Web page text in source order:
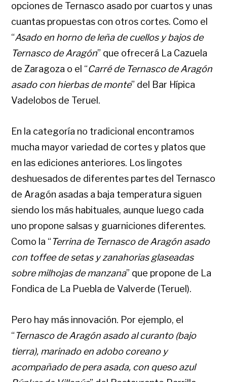
opciones de Ternasco asado por cuartos y unas
cuantas propuestas con otros cortes. Como el
“Asado en horno de leña de cuellos y bajos de
Ternasco de Aragón” que ofrecerá La Cazuela
de Zaragoza o el “Carré de Ternasco de Aragón
asado con hierbas de monte” del Bar Hípica
Vadelobos de Teruel.
En la categoría no tradicional encontramos
mucha mayor variedad de cortes y platos que
en las ediciones anteriores. Los lingotes
deshuesados de diferentes partes del Ternasco
de Aragón asadas a baja temperatura siguen
siendo los más habituales, aunque luego cada
uno propone salsas y guarniciones diferentes.
Como la “Terrina de Ternasco de Aragón asado
con toffee de setas y zanahorias glaseadas
sobre milhojas de manzana” que propone de La
Fondica de La Puebla de Valverde (Teruel).
Pero hay más innovación. Por ejemplo, el
“Ternasco de Aragón asado al curanto (bajo
tierra), marinado en adobo coreano y
acompañado de pera asada, con queso azul